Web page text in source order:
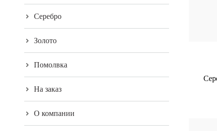
Серебро
Золото
Помолвка
На заказ
О компании